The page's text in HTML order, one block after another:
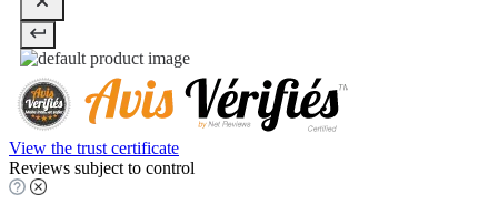
View the trust certificate
Reviews subject to control